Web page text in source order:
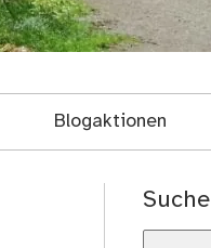
Blogaktionen
Suche